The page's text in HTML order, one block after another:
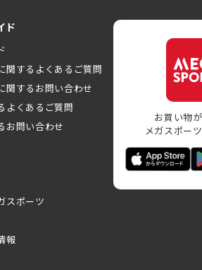
ド
関するよくあるご質問
関するお問い合わせ
よくあるご質問
お問い合わせ
スポーツ
報
お買い物
メガスポー